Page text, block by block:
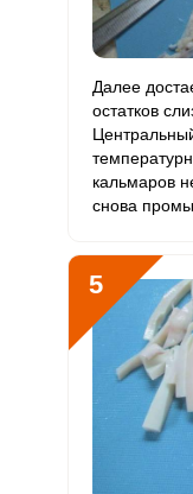
Селен
Фтор
Хром
Ванадий 0
Молибден
Далее
остатков
кальмаров
снова
5